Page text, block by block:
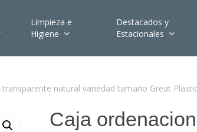
Limpieza e
Higiene
Destacados y
Estacionales
natural variedad tamaño Great Plastic
Caja